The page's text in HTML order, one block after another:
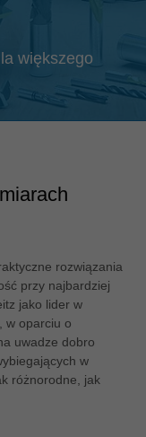
większego
rozwiązania
przy najbardziej
jako lider w
w oparciu o
uwadze dobro
w
różnorodne, jak